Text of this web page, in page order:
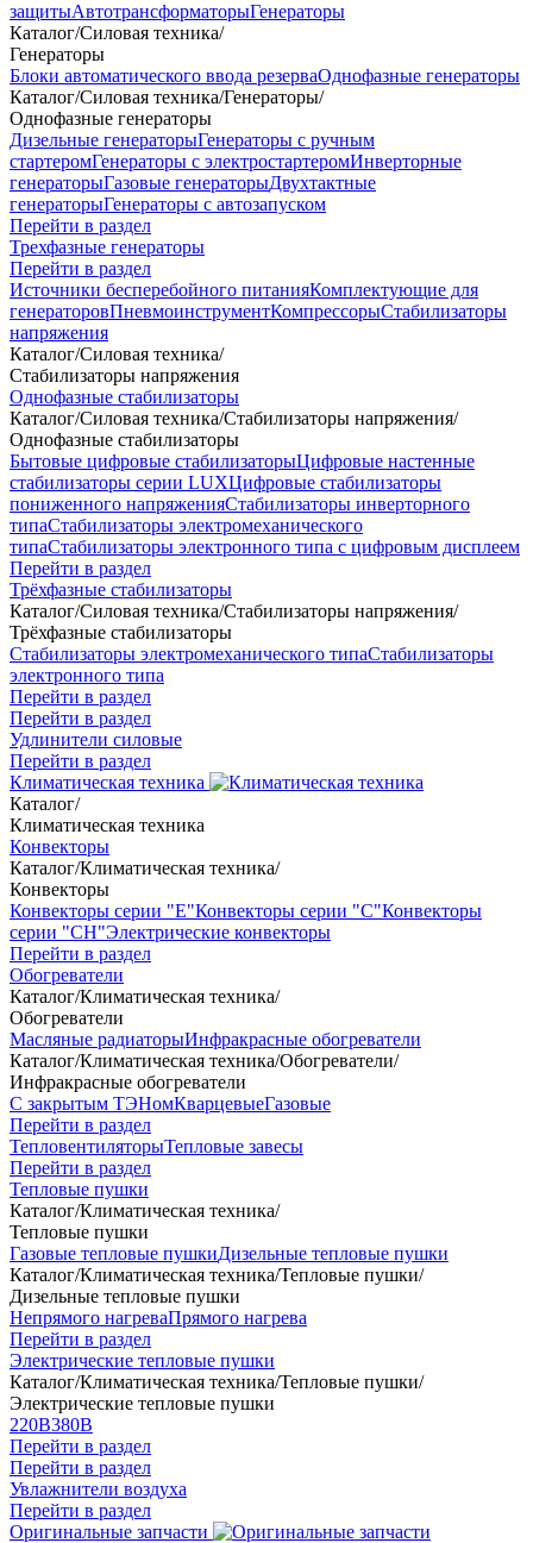
защитыАвтотрансформаторыГенераторы
Каталог/Силовая техника/
Генераторы
Блоки автоматического ввода резерваОднофазные генераторы
Каталог/Силовая техника/Генераторы/
Однофазные генераторы
Дизельные генераторыГенераторы с ручным
стартеромГенераторы с электростартеромИнверторные
генераторыГазовые генераторыДвухтактные
генераторыГенераторы с автозапуском
Перейти в раздел
Трехфазные генераторы
Перейти в раздел
Источники бесперебойного питанияКомплектующие для
генераторовПневмоинструментКомпрессорыСтабилизаторы
напряжения
Каталог/Силовая техника/
Стабилизаторы напряжения
Однофазные стабилизаторы
Каталог/Силовая техника/Стабилизаторы напряжения/
Однофазные стабилизаторы
Бытовые цифровые стабилизаторыЦифровые настенные
стабилизаторы серии LUXЦифровые стабилизаторы
пониженного напряженияСтабилизаторы инверторного
типаСтабилизаторы электромеханического
типаСтабилизаторы электронного типа с цифровым дисплеем
Перейти в раздел
Трёхфазные стабилизаторы
Каталог/Силовая техника/Стабилизаторы напряжения/
Трёхфазные стабилизаторы
Стабилизаторы электромеханического типаСтабилизаторы
электронного типа
Перейти в раздел
Перейти в раздел
Удлинители силовые
Перейти в раздел
Климатическая техника
Каталог/
Климатическая техника
Конвекторы
Каталог/Климатическая техника/
Конвекторы
Конвекторы серии "Е"Конвекторы серии "С"Конвекторы
серии "СН"Электрические конвекторы
Перейти в раздел
Обогреватели
Каталог/Климатическая техника/
Обогреватели
Масляные радиаторыИнфракрасные обогреватели
Каталог/Климатическая техника/Обогреватели/
Инфракрасные обогреватели
С закрытым ТЭНомКварцевыеГазовые
Перейти в раздел
ТепловентиляторыТепловые завесы
Перейти в раздел
Тепловые пушки
Каталог/Климатическая техника/
Тепловые пушки
Газовые тепловые пушкиДизельные тепловые пушки
Каталог/Климатическая техника/Тепловые пушки/
Дизельные тепловые пушки
Непрямого нагреваПрямого нагрева
Перейти в раздел
Электрические тепловые пушки
Каталог/Климатическая техника/Тепловые пушки/
Электрические тепловые пушки
220В380В
Перейти в раздел
Перейти в раздел
Увлажнители воздуха
Перейти в раздел
Оригинальные запчасти